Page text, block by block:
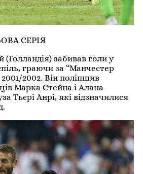
СЕРІЯ
(Голландія) забивав голи у
граючи за “Манчестер
2002. Він поліпшив
Марка Стейна і Алана
Тьєрі Анрі, які відзначилися